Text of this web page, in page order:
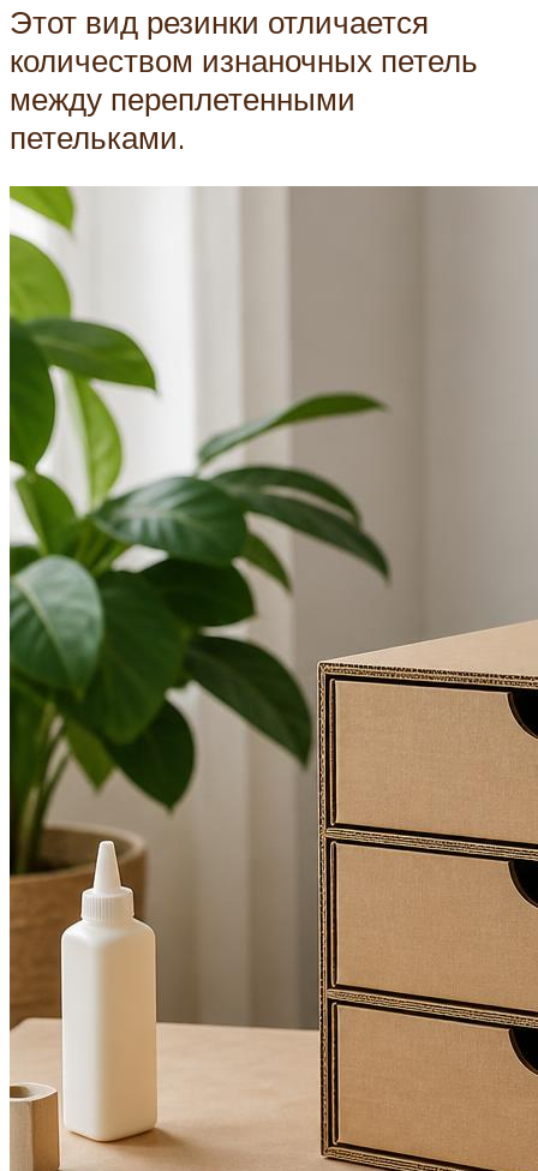
Этот вид резинки отличается
количеством изнаночных петель
между переплетенными
петельками.